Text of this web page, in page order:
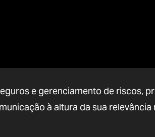
e gerenciamento de riscos,
à altura da sua relevância